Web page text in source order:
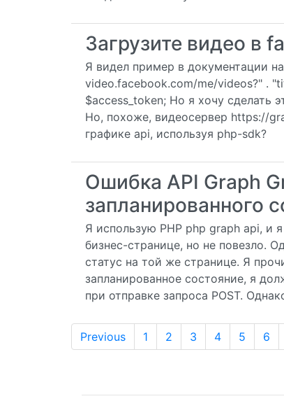
Загрузите видео в
Я видел пример в документации
video.facebook.com/me/videos?" .
$access_token; Но я хочу сделать
Но, похоже, видеосервер https://
графике api, используя php-sdk?
Ошибка API Graph
запланированного
Я использую PHP php graph api, и
бизнес-странице, но не повезло.
статус на той же странице. Я
запланированное состояние, я
при отправке запроса POST.
Previous 1 2 3 4 5 6